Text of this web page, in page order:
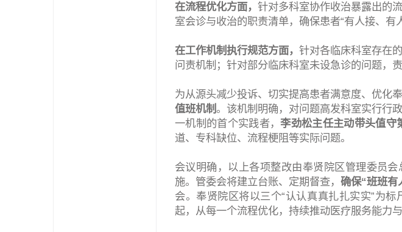
在流程优化方面，针对多科室协作收治暴露出的
室会诊与收治的职责清单，确保患者“有人接、有
在工作机制执行规范方面，针对各临床科室存在
问责机制；针对部分临床科室未设急诊的问题，
为从源头减少投诉、切实提高患者满意度、优化
值班机制。该机制明确，对问题高发科室实行行
一机制的首个实践者，李劲松主任主动带头值守
道、专科缺位、流程梗阻等实际问题。
会议明确，以上各项整改由奉贤院区管理委员
施。管委会将建立台账、定期督查， 确保“班班有
会。奉贤院区将以三个“认认真真扎扎实实”为
起，从每一个流程优化，持续推动医疗服务能力